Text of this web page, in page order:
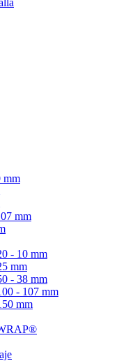
mm
mm
- 10 mm
mm
- 38 mm
- 107 mm
mm